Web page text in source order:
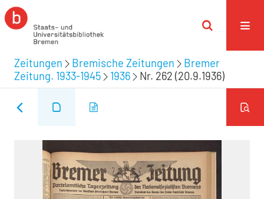
Zeitungen Bremische Zeitungen
Bremer
Zeitung. 1933-1945
1936 Nr. 262 (20.9.1936)